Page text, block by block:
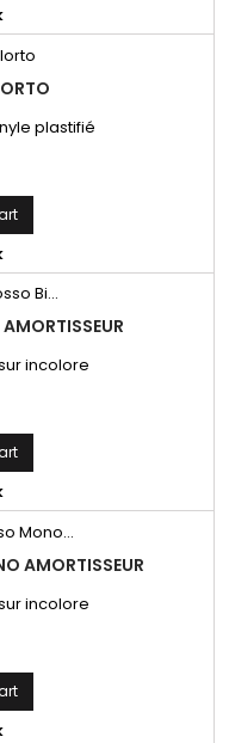
plastifié
incolore
AMORTISSEUR
incolore